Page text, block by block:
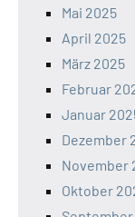
Mai 2025
April 2025
März 2025
Februar
Januar
Dezember
November
Oktober